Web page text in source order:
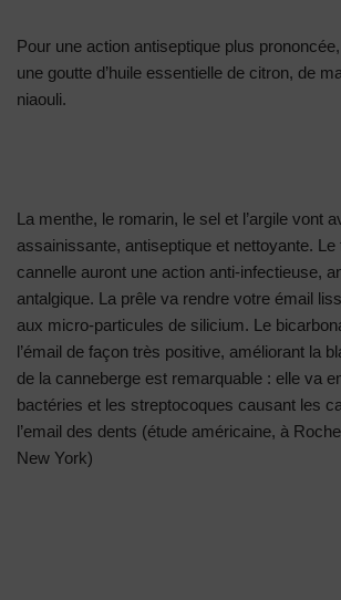
Pour une action antiseptique plus
une goutte d’huile essentielle de citron, de
niaouli.
La menthe, le romarin, le sel et l’argile vont
assainissante, antiseptique et nettoyante. Le
cannelle auront une action anti-infectieuse,
antalgique. La prêle va rendre votre émail
aux micro-particules de silicium. Le
l’émail de façon très positive, améliorant la
de la canneberge est remarquable : elle va
bactéries et les streptocoques causant les
l’email des dents (étude américaine, à
New York)